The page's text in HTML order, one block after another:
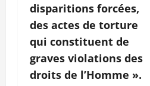
disparitions forcées,
des actes de torture
qui constituent de
graves violations des
droits de l’Homme ».